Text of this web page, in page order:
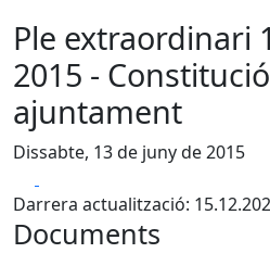
Ple extraordinari
2015 -
ajuntament
Dissabte, 13 de juny de 2015
Darrera actualització:
Documents